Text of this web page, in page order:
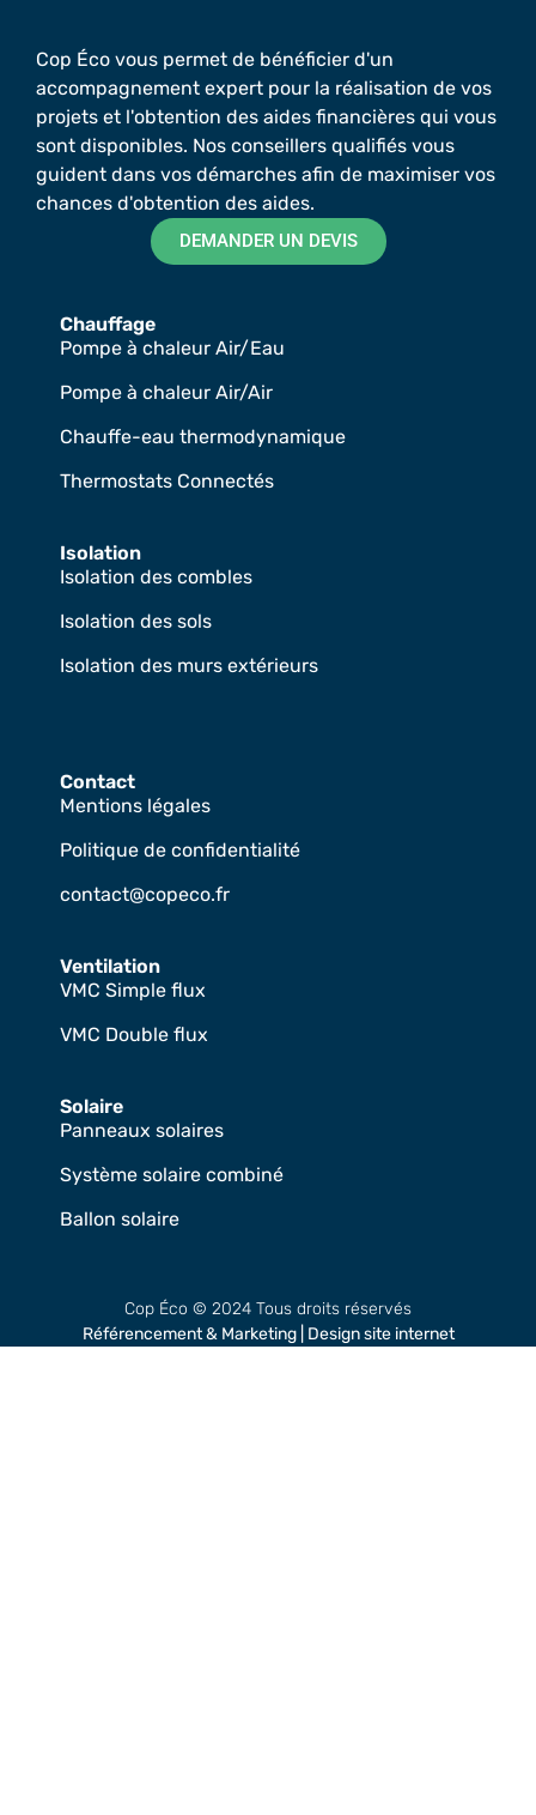
Cop Éco vous permet de bénéficier d'un
accompagnement expert pour la réalisation de vos
projets et l'obtention des aides financières qui vous
sont disponibles. Nos conseillers qualifiés vous
guident dans vos démarches afin de maximiser vos
chances d'obtention des aides.
DEMANDER UN DEVIS
Chauffage
Pompe à chaleur Air/Eau
Pompe à chaleur Air/Air
Chauffe-eau thermodynamique
Thermostats Connectés
Isolation
Isolation des combles
Isolation des sols
Isolation des murs extérieurs
Contact
Mentions légales
Politique de confidentialité
contact@copeco.fr
Ventilation
VMC Simple flux
VMC Double flux
Solaire
Panneaux solaires
Système solaire combiné
Ballon solaire
Cop Éco © 2024 Tous droits réservés
Référencement & Marketing| Design site internet